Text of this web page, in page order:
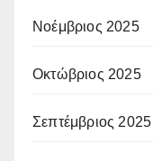
Νοέμβριος 2025
Οκτώβριος 2025
Σεπτέμβριος 2025